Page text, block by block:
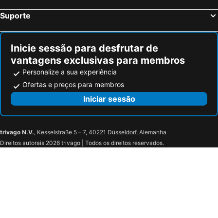
Suporte
Inicie sessão para desfrutar de
vantagens exclusivas para membros
Personalize a sua experiência
Ofertas e preços para membros
Iniciar sessão
trivago N.V., Kesselstraße 5 – 7, 40221 Düsseldorf, Alemanha
Direitos autorais 2026 trivago | Todos os direitos reservados.